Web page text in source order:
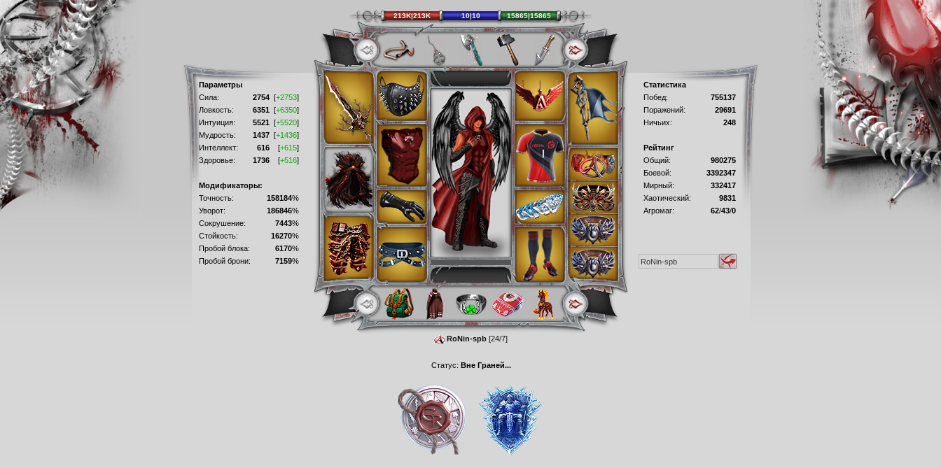
Параметры
Сила:
2754 [+2753]
Ловкость:
6351 [+6350]
Интуиция:
5521 [+5520]
Мудрость:
1437 [+1436]
Интеллект:
616 [+615]
Здоровье:
1736 [+516]
Модификаторы:
Точность:
158184%
Уворот:
186846%
Сокрушение:
7443%
Стойкость:
16270%
Пробой блока:
6170%
Пробой брони:
7159%
Статистика
Побед:
755137
Поражений:
29691
Ничьих:
248
Рейтинг
Общий:
980275
Боевой:
3392347
Мирный:
332417
Хаотический:
9831
Агромаг:
62/43/0
Статус: Вне Граней...
213K|213K 10|10 15865|15865
RoNin-spb [24/7]